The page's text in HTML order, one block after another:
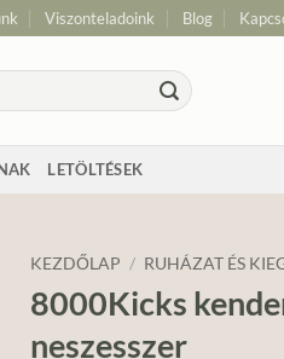
Viszonteladoink Blog
LETÖLTÉSEK
KEZDŐLAP / RUHÁZAT ÉS
8000Kicks
neszesszer